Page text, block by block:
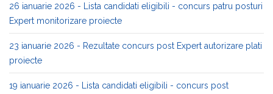
26 ianuarie 2026 - Lista candidati eligibili - concurs patru posturi
Expert monitorizare proiecte
23 ianuarie 2026 - Rezultate concurs post Expert autorizare plati
proiecte
19 ianuarie 2026 - Lista candidati eligibili - concurs post